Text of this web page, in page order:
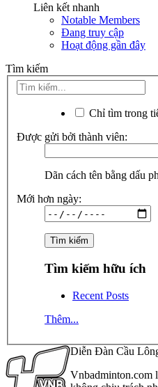
Liên kết nhanh
Notable Members
Đang truy cập
Hoạt động gần đây
Tìm kiếm
Chỉ tìm trong
Được gửi bởi thành viên:
Dãn cách tên bằng dấu
Mới hơn ngày:
Tìm kiếm hữu ích
Recent Posts
Thêm...
Diễn Đàn Cầu
Vnbadminton.com